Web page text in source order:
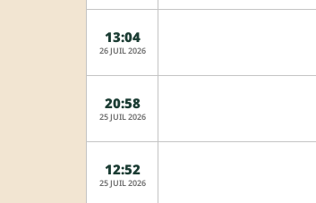
13:04
26 JUIL 2026
20:58
25 JUIL 2026
12:52
25 JUIL 2026